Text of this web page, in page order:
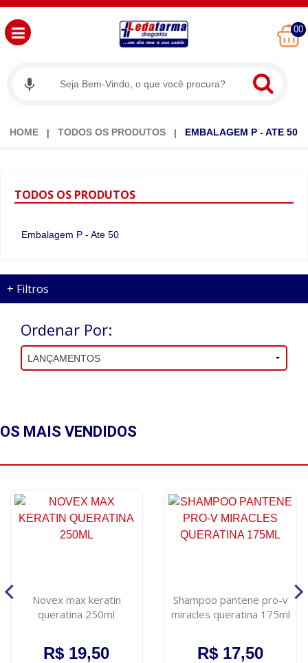
00
HOME TODOS OS PRODUTOS EMBALAGEM P - ATE 50
TODOS OS PRODUTOS
Embalagem P - Ate 50
+ Filtros
Ordenar Por:
OS MAIS VENDIDOS
Novex max keratin
queratina 250ml
R$ 19,50
Shampoo pantene pro-v
miracles queratina 175ml
R$ 17,50